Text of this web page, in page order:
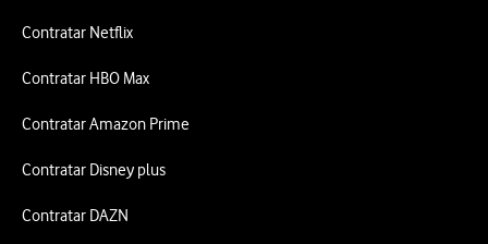
Contratar Netflix
Contratar HBO Max
Contratar Amazon Prime
Contratar Disney plus
Contratar DAZN